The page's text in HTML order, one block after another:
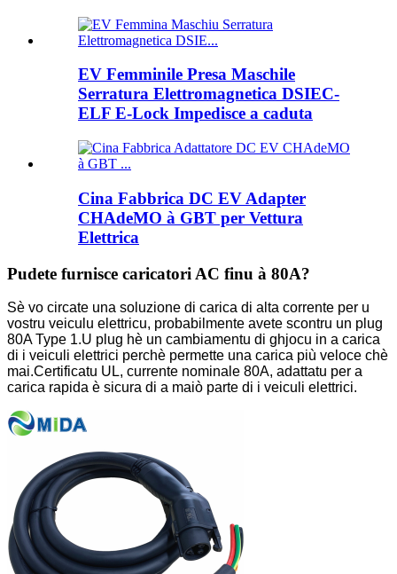
EV Femminile Presa Maschile
Serratura Elettromagnetica DSIEC-
ELF E-Lock Impedisce a caduta
Cina Fabbrica DC EV Adapter
CHAdeMO à GBT per Vettura
Elettrica
Pudete furnisce caricatori AC finu à 80A?
Sè vo circate una soluzione di carica di alta corrente per u
vostru veiculu elettricu, probabilmente avete scontru un plug
80A Type 1.U plug hè un cambiamentu di ghjocu in a carica
di i veiculi elettrici perchè permette una carica più veloce chè
mai.Certificatu UL, currente nominale 80A, adattatu per a
carica rapida è sicura di a maiò parte di i veiculi elettrici.